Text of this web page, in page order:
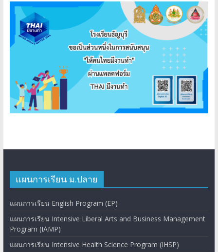
แผนการเรียน ม.ปลาย
แผนการเรียน English Program (EP)
แผนการเรียน Intensive Liberal Arts and Business Management
Program (IAMP)
แผนการเรียน Intensive Health Science Program (IHSP)